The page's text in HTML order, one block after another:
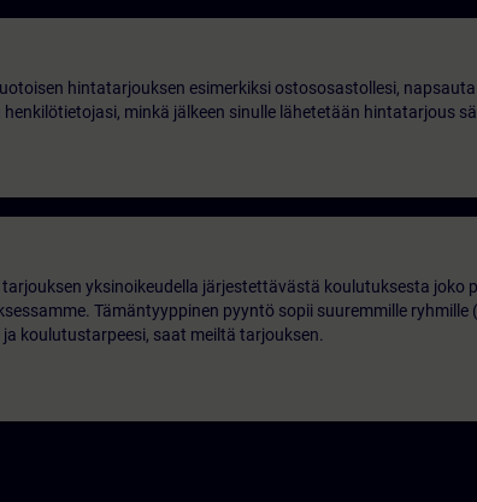
hintatarjouksen esimerkiksi ostososastollesi, napsauta
minkä jälkeen sinulle lähetetään hintatarjous
yksinoikeudella järjestettävästä koulutuksesta joko
Tämäntyyppinen pyyntö sopii suuremmille ryhmille
koulutustarpeesi, saat meiltä tarjouksen.